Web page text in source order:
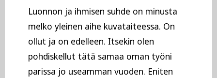
Luonnon ja ihmisen suhde on minusta
melko yleinen aihe kuvataiteessa. On
ollut ja on edelleen. Itsekin olen
pohdiskellut tätä samaa oman työni
parissa jo useamman vuoden. Eniten